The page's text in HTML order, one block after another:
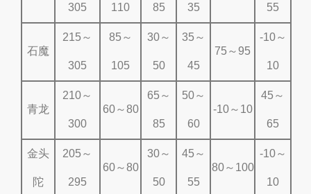
305 110 85 35 55
石魔
215～
305
85～
105
30～
50
35～
45
75～95
-10～
10
青龙
210～
300
60～80
65～
85
50～
60
-10～10
45～
65
金头
陀
205～
295
60～80
30～
50
45～
55
80～100
-10～
10